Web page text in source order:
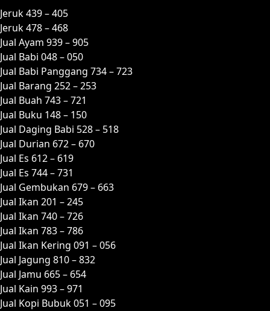
Jeruk 439 – 405
Jeruk 478 – 468
Jual Ayam 939 – 905
Jual Babi 048 – 050
Jual Babi Panggang 734 – 723
Jual Barang 252 – 253
Jual Buah 743 – 721
Jual Buku 148 – 150
Jual Daging Babi 528 – 518
Jual Durian 672 – 670
Jual Es 612 – 619
Jual Es 744 – 731
Jual Gembukan 679 – 663
Jual Ikan 201 – 245
Jual Ikan 740 – 726
Jual Ikan 783 – 786
Jual Ikan Kering 091 – 056
Jual Jagung 810 – 832
Jual Jamu 665 – 654
Jual Kain 993 – 971
Jual Kopi Bubuk 051 – 095